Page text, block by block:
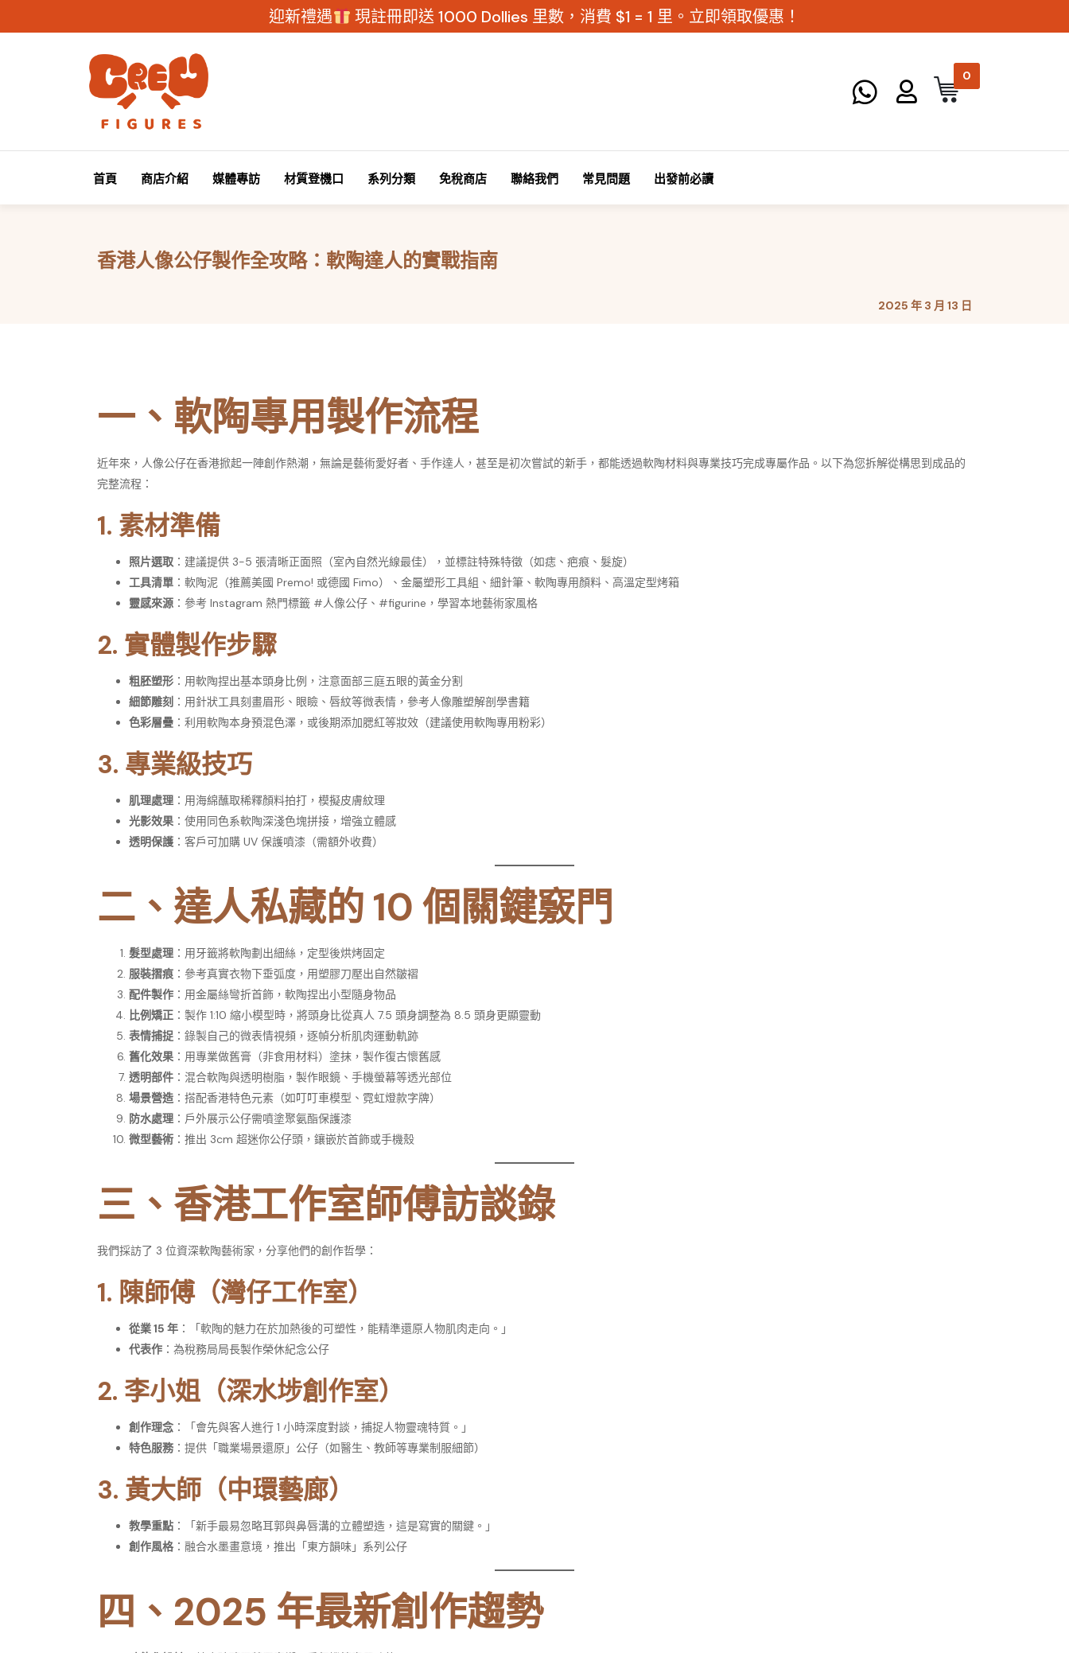
迎新禮遇 現註冊即送 1000 Dollies 里數，消費 $1 = 1 里。立即領取優惠！
0
首頁 商店介紹 媒體專訪 材質登機口 系列分類 免稅商店 聯絡我們 常見問題 出發前必讀
香港人像公仔製作全攻略：軟陶達人的實戰指南
2025 年 3 月 13 日
一、軟陶專用製作流程
近年來，人像公仔在香港掀起一陣創作熱潮，無論是藝術愛好者、手作達人，甚至是初次嘗試的新手，都能透過軟陶材料與專業技巧完成專屬作品。以下為您拆解從構思到成品的
完整流程：
1. 素材準備
照片選取 ：建議提供 3-5 張清晰正面照（室內自然光線最佳），並標註特殊特徵（如痣、疤痕、髮旋）
工具清單 ：軟陶泥（推薦美國 Premo! 或德國 Fimo）、金屬塑形工具組、細針筆、軟陶專用顏料、高溫定型烤箱
靈感來源 ：參考 Instagram 熱門標籤 #人像公仔、#figurine，學習本地藝術家風格
2. 實體製作步驟
粗胚塑形 ：用軟陶捏出基本頭身比例，注意面部三庭五眼的黃金分割
細節雕刻 ：用針狀工具刻畫眉形、眼瞼、唇紋等微表情，參考人像雕塑解剖學書籍
色彩層疊 ：利用軟陶本身預混色澤，或後期添加腮紅等妝效（建議使用軟陶專用粉彩）
3. 專業級技巧
肌理處理 ：用海綿蘸取稀釋顏料拍打，模擬皮膚紋理
光影效果 ：使用同色系軟陶深淺色塊拼接，增強立體感
透明保護 ：客戶可加購 UV 保護噴漆（需額外收費）
二、達人私藏的 10 個關鍵竅門
髮型處理 ：用牙籤將軟陶劃出細絲，定型後烘烤固定
服裝摺痕 ：參考真實衣物下垂弧度，用塑膠刀壓出自然皺褶
配件製作 ：用金屬絲彎折首飾，軟陶捏出小型隨身物品
比例矯正 ：製作 1:10 縮小模型時，將頭身比從真人 7.5 頭身調整為 8.5 頭身更顯靈動
表情捕捉 ：錄製自己的微表情視頻，逐幀分析肌肉運動軌跡
舊化效果 ：用專業做舊膏（非食用材料）塗抹，製作復古懷舊感
透明部件 ：混合軟陶與透明樹脂，製作眼鏡、手機螢幕等透光部位
場景營造 ：搭配香港特色元素（如叮叮車模型、霓虹燈款字牌）
防水處理 ：戶外展示公仔需噴塗聚氨酯保護漆
微型藝術 ：推出 3cm 超迷你公仔頭，鑲嵌於首飾或手機殼
三、香港工作室師傅訪談錄
我們採訪了 3 位資深軟陶藝術家，分享他們的創作哲學：
1. 陳師傅（灣仔工作室）
從業 15 年 ：「軟陶的魅力在於加熱後的可塑性，能精準還原人物肌肉走向。」
代表作 ：為稅務局局長製作榮休紀念公仔
2. 李小姐（深水埗創作室）
創作理念 ：「會先與客人進行 1 小時深度對談，捕捉人物靈魂特質。」
特色服務 ：提供「職業場景還原」公仔（如醫生、教師等專業制服細節）
3. 黃大師（中環藝廊）
教學重點 ：「新手最易忽略耳郭與鼻唇溝的立體塑造，這是寫實的關鍵。」
創作風格 ：融合水墨畫意境，推出「東方韻味」系列公仔
四、2025 年最新創作趨勢